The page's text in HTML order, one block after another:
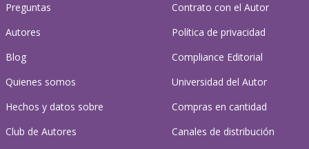
Preguntas
Autores
Blog
Quienes somos
Hechos y datos sobre
Club de Autores
Contrato con el Autor
Política de privacidad
Compliance Editorial
Universidad del Autor
Compras en cantidad
Canales de distribución